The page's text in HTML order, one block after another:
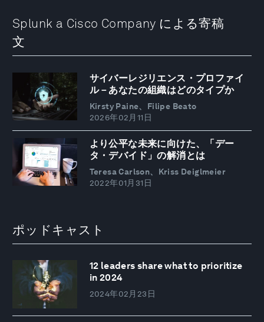
Splunk a Cisco Company による寄稿
文
サイバーレジリエンス・プロファイ
ル－あなたの組織はどのタイプか
Kirsty Paine、Filipe Beato
2026年02月11日
より公平な未来に向けた、「デー
タ・デバイド」の解消とは
Teresa Carlson、Kriss Deiglmeier
2022年01月31日
ポッドキャスト
12 leaders share what to prioritize
in 2024
2024年02月23日